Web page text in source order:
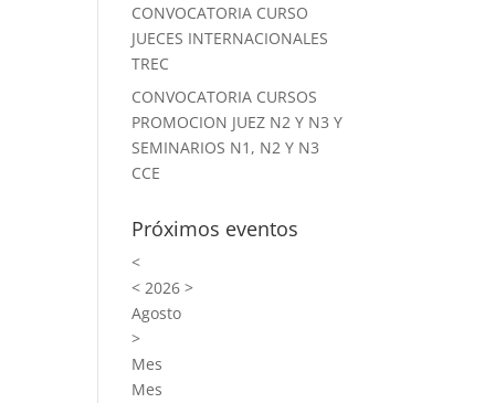
CONVOCATORIA CURSO
JUECES INTERNACIONALES
TREC
CONVOCATORIA CURSOS
PROMOCION JUEZ N2 Y N3 Y
SEMINARIOS N1, N2 Y N3
CCE
Próximos eventos
<
< 2026>
Agosto
>
Mes
Mes